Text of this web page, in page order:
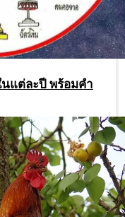
แต่ละปี พร้อมคำ